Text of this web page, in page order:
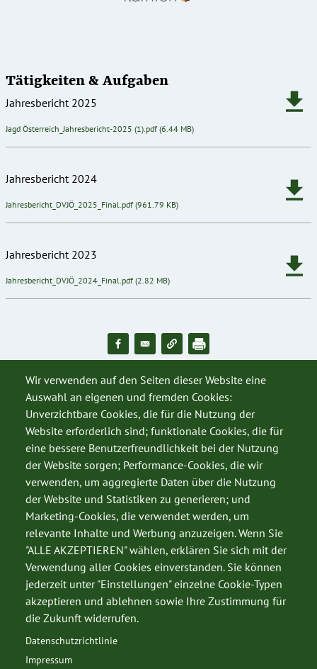
Tätigkeiten & Aufgaben
Jahresbericht 2025
Dokument
Jagd Österreich_Jahresbericht-2025 (1).pdf (6.44 MB)
Jahresbericht 2024
Dokument
Jahresbericht_DVJÖ_2025_Final.pdf (961.79 KB)
Jahresbericht 2023
Dokument
Jahresbericht_DVJÖ_2024_Final.pdf (2.82 MB)
Wir verwenden auf den Seiten dieser Website eine
Auswahl an eigenen und fremden Cookies:
Unverzichtbare Cookies, die für die Nutzung der
Website erforderlich sind; funktionale Cookies, die für
eine bessere Benutzerfreundlichkeit bei der Nutzung
der Website sorgen; Performance-Cookies, die wir
verwenden, um aggregierte Daten über die Nutzung
der Website und Statistiken zu generieren; und
Marketing-Cookies, die verwendet werden, um
relevante Inhalte und Werbung anzuzeigen. Wenn Sie
"ALLE AKZEPTIEREN" wählen, erklären Sie sich mit der
Verwendung aller Cookies einverstanden. Sie können
jederzeit unter "Einstellungen" einzelne Cookie-Typen
akzeptieren und ablehnen sowie Ihre Zustimmung für
die Zukunft widerrufen.
Datenschutzrichtlinie
Impressum
SERVICE
Datenschutz
Impressum